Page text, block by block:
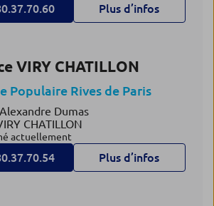
Plus d’infos
VIRY CHATILLON
Populaire Rives de Paris
Dumas
CHATILLON
actuellement
Plus d’infos